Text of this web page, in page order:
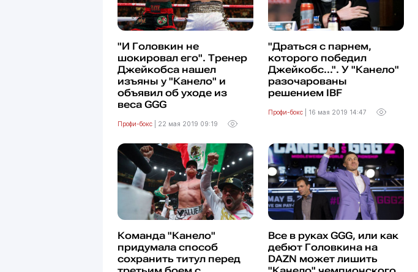
"И Головкин не
шокировал его". Тренер
Джейкобса нашел
изъяны у "Канело" и
объявил об уходе из
веса GGG
Профи-бокс 22 мая 2019 09:19
"Драться с парнем,
которого победил
Джейкобс...". У "Канело"
разочарованы
решением IBF
Профи-бокс 16 мая 2019 14:47
Команда "Канело"
придумала способ
сохранить титул перед
Все в руках GGG, или как
дебют Головкина на
DAZN может лишить